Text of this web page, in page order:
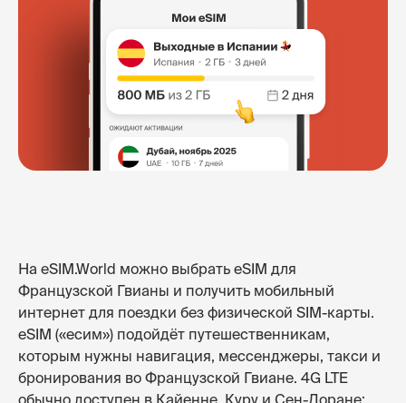
На eSIM.World можно выбрать eSIM для
Французской Гвианы и получить мобильный
интернет для поездки без физической SIM-карты.
eSIM («есим») подойдёт путешественникам,
которым нужны навигация, мессенджеры, такси и
бронирования во Французской Гвиане. 4G LTE
обычно доступен в Кайенне, Куру и Сен-Лоране;